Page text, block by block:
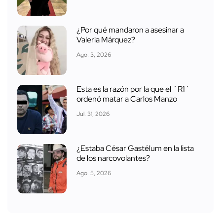
¿Por qué mandaron a asesinar a
Valeria Márquez?
Ago. 3, 2026
Esta es la razón por la que el ´R1´
ordenó matar a Carlos Manzo
Jul. 31, 2026
¿Estaba César Gastélum en la lista
de los narcovolantes?
Ago. 5, 2026